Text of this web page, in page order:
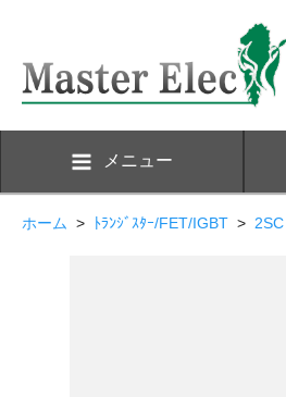
メニュー
ホーム > ﾄﾗﾝｼﾞｽﾀｰ/FET/IGBT > 2SC